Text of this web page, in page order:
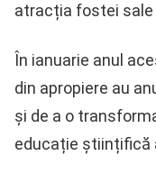
atracția fostei sale
În ianuarie anul
din apropiere au
și de a o
educație științifică